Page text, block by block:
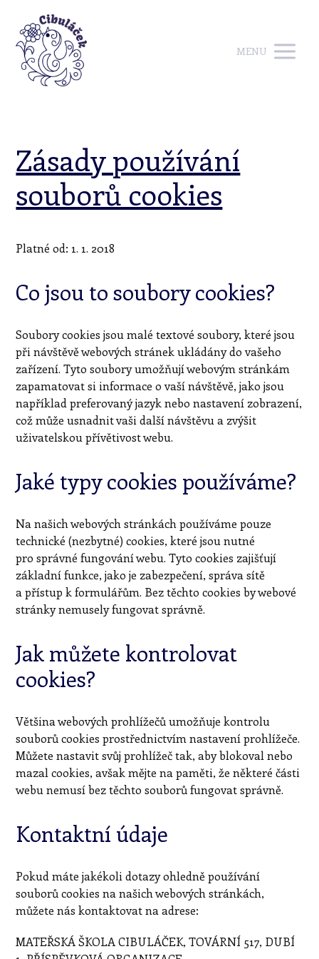
MENU
Zásady používání
souborů cookies
Platné od: 1. 1. 2018
Co jsou to soubory cookies?
Soubory cookies jsou malé textové soubory, které jsou
při návštěvě webových stránek ukládány do vašeho
zařízení. Tyto soubory umožňují webovým stránkám
zapamatovat si informace o vaší návštěvě, jako jsou
například preferovaný jazyk nebo nastavení zobrazení,
což může usnadnit vaši další návštěvu a zvýšit
uživatelskou přívětivost webu.
Jaké typy cookies používáme?
Na našich webových stránkách používáme pouze
technické (nezbytné) cookies, které jsou nutné
pro správné fungování webu. Tyto cookies zajišťují
základní funkce, jako je zabezpečení, správa sítě
a přístup k formulářům. Bez těchto cookies by webové
stránky nemusely fungovat správně.
Jak můžete kontrolovat
cookies?
Většina webových prohlížečů umožňuje kontrolu
souborů cookies prostřednictvím nastavení prohlížeče.
Můžete nastavit svůj prohlížeč tak, aby blokoval nebo
mazal cookies, avšak mějte na paměti, že některé části
webu nemusí bez těchto souborů fungovat správně.
Kontaktní údaje
Pokud máte jakékoli dotazy ohledně používání
souborů cookies na našich webových stránkách,
můžete nás kontaktovat na adrese:
MATEŘSKÁ ŠKOLA CIBULÁČEK, TOVÁRNÍ 517, DUBÍ